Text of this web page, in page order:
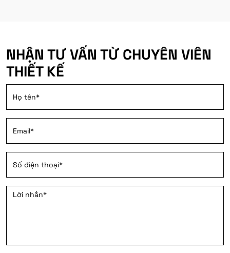
NHẬN TƯ VẤN TỪ CHUYÊN VIÊN
THIẾT KẾ